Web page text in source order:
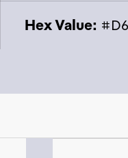
Hex Value: